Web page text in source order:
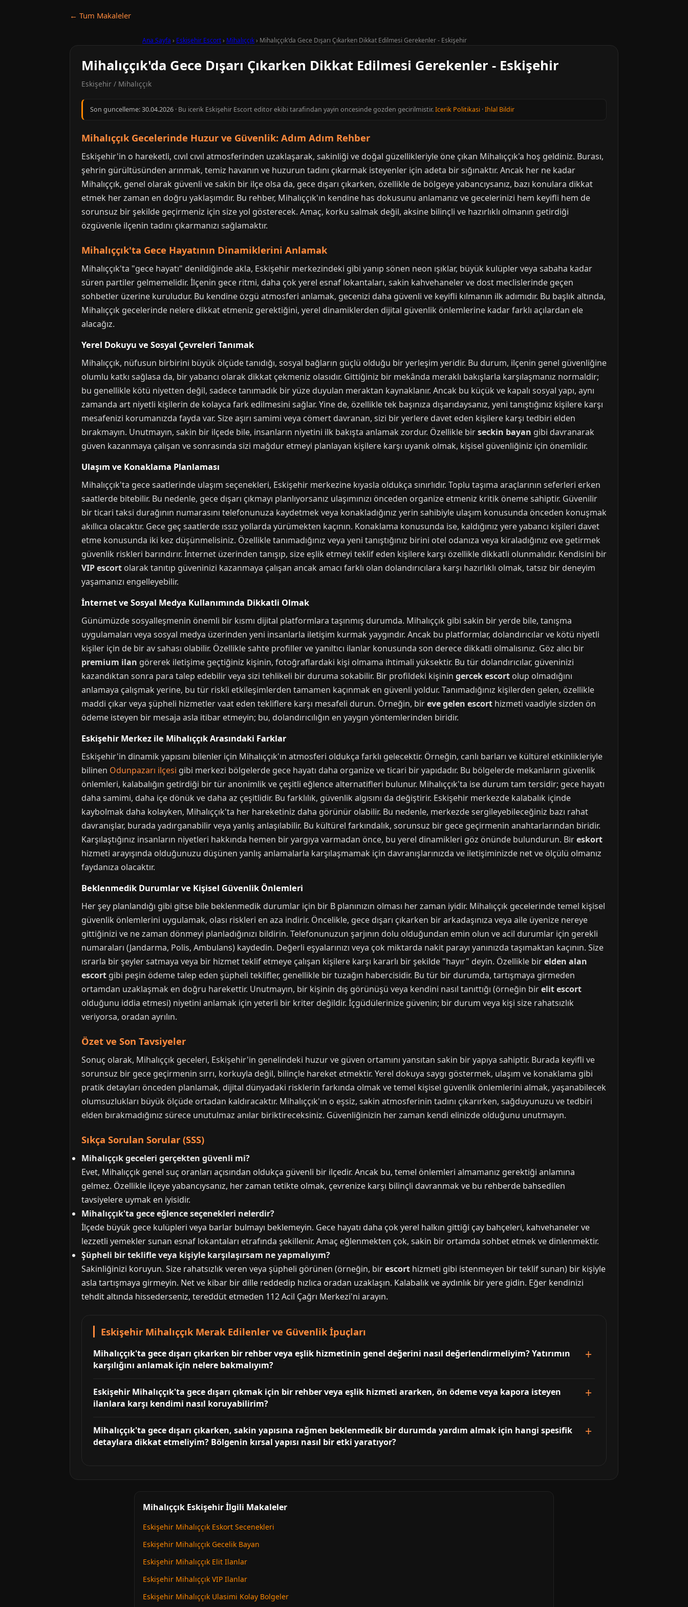
← Tum Makaleler
Ana Sayfa › Eskişehir Escort› Mihalıççık› Mihalıççık'da Gece Dışarı Çıkarken Dikkat Edilmesi Gerekenler - Eskişehir
Mihalıççık'da Gece Dışarı Çıkarken Dikkat Edilmesi Gerekenler - Eskişehir
Eskişehir / Mihalıççık
Son guncelleme:30.04.2026 · Bu icerik Eskişehir Escort editor ekibi tarafindan yayin oncesinde gozden gecirilmistir.Icerik Politikasi ·Ihlal Bildir
Mihalıççık Gecelerinde Huzur ve Güvenlik: Adım Adım Rehber
Eskişehir'in o hareketli, cıvıl cıvıl atmosferinden uzaklaşarak, sakinliği ve doğal güzellikleriyle öne çıkan Mihalıççık'a hoş geldiniz. Burası,
şehrin gürültüsünden arınmak, temiz havanın ve huzurun tadını çıkarmak isteyenler için adeta bir sığınaktır. Ancak her ne kadar
Mihalıççık, genel olarak güvenli ve sakin bir ilçe olsa da, gece dışarı çıkarken, özellikle de bölgeye yabancıysanız, bazı konulara dikkat
etmek her zaman en doğru yaklaşımdır. Bu rehber, Mihalıççık'ın kendine has dokusunu anlamanız ve gecelerinizi hem keyifli hem de
sorunsuz bir şekilde geçirmeniz için size yol gösterecek. Amaç, korku salmak değil, aksine bilinçli ve hazırlıklı olmanın getirdiği
özgüvenle ilçenin tadını çıkarmanızı sağlamaktır.
Mihalıççık'ta Gece Hayatının Dinamiklerini Anlamak
Mihalıççık'ta "gece hayatı" denildiğinde akla, Eskişehir merkezindeki gibi yanıp sönen neon ışıklar, büyük kulüpler veya sabaha kadar
süren partiler gelmemelidir. İlçenin gece ritmi, daha çok yerel esnaf lokantaları, sakin kahvehaneler ve dost meclislerinde geçen
sohbetler üzerine kuruludur. Bu kendine özgü atmosferi anlamak, gecenizi daha güvenli ve keyifli kılmanın ilk adımıdır. Bu başlık altında,
Mihalıççık gecelerinde nelere dikkat etmeniz gerektiğini, yerel dinamiklerden dijital güvenlik önlemlerine kadar farklı açılardan ele
alacağız.
Yerel Dokuyu ve Sosyal Çevreleri Tanımak
Mihalıççık, nüfusun birbirini büyük ölçüde tanıdığı, sosyal bağların güçlü olduğu bir yerleşim yeridir. Bu durum, ilçenin genel güvenliğine
olumlu katkı sağlasa da, bir yabancı olarak dikkat çekmeniz olasıdır. Gittiğiniz bir mekânda meraklı bakışlarla karşılaşmanız normaldir;
bu genellikle kötü niyetten değil, sadece tanımadık bir yüze duyulan meraktan kaynaklanır. Ancak bu küçük ve kapalı sosyal yapı, aynı
zamanda art niyetli kişilerin de kolayca fark edilmesini sağlar. Yine de, özellikle tek başınıza dışarıdaysanız, yeni tanıştığınız kişilere karşı
mesafenizi korumanızda fayda var. Size aşırı samimi veya cömert davranan, sizi bir yerlere davet eden kişilere karşı tedbiri elden
bırakmayın. Unutmayın, sakin bir ilçede bile, insanların niyetini ilk bakışta anlamak zordur. Özellikle birseckin bayan gibi davranarak
güven kazanmaya çalışan ve sonrasında sizi mağdur etmeyi planlayan kişilere karşı uyanık olmak, kişisel güvenliğiniz için önemlidir.
Ulaşım ve Konaklama Planlaması
Mihalıççık'ta gece saatlerinde ulaşım seçenekleri, Eskişehir merkezine kıyasla oldukça sınırlıdır. Toplu taşıma araçlarının seferleri erken
saatlerde bitebilir. Bu nedenle, gece dışarı çıkmayı planlıyorsanız ulaşımınızı önceden organize etmeniz kritik öneme sahiptir. Güvenilir
bir ticari taksi durağının numarasını telefonunuza kaydetmek veya konakladığınız yerin sahibiyle ulaşım konusunda önceden konuşmak
akıllıca olacaktır. Gece geç saatlerde ıssız yollarda yürümekten kaçının. Konaklama konusunda ise, kaldığınız yere yabancı kişileri davet
etme konusunda iki kez düşünmelisiniz. Özellikle tanımadığınız veya yeni tanıştığınız birini otel odanıza veya kiraladığınız eve getirmek
güvenlik riskleri barındırır. İnternet üzerinden tanışıp, size eşlik etmeyi teklif eden kişilere karşı özellikle dikkatli olunmalıdır. Kendisini bir
VIP escort olarak tanıtıp güveninizi kazanmaya çalışan ancak amacı farklı olan dolandırıcılara karşı hazırlıklı olmak, tatsız bir deneyim
yaşamanızı engelleyebilir.
İnternet ve Sosyal Medya Kullanımında Dikkatli Olmak
Günümüzde sosyalleşmenin önemli bir kısmı dijital platformlara taşınmış durumda. Mihalıççık gibi sakin bir yerde bile, tanışma
uygulamaları veya sosyal medya üzerinden yeni insanlarla iletişim kurmak yaygındır. Ancak bu platformlar, dolandırıcılar ve kötü niyetli
kişiler için de bir av sahası olabilir. Özellikle sahte profiller ve yanıltıcı ilanlar konusunda son derece dikkatli olmalısınız. Göz alıcı bir
premium ilan görerek iletişime geçtiğiniz kişinin, fotoğraflardaki kişi olmama ihtimali yüksektir. Bu tür dolandırıcılar, güveninizi
kazandıktan sonra para talep edebilir veya sizi tehlikeli bir duruma sokabilir. Bir profildeki kişinin gercek escort olup olmadığını
anlamaya çalışmak yerine, bu tür riskli etkileşimlerden tamamen kaçınmak en güvenli yoldur. Tanımadığınız kişilerden gelen, özellikle
maddi çıkar veya şüpheli hizmetler vaat eden tekliflere karşı mesafeli durun. Örneğin, bireve gelen escort hizmeti vaadiyle sizden ön
ödeme isteyen bir mesaja asla itibar etmeyin; bu, dolandırıcılığın en yaygın yöntemlerinden biridir.
Eskişehir Merkez ile Mihalıççık Arasındaki Farklar
Eskişehir'in dinamik yapısını bilenler için Mihalıççık'ın atmosferi oldukça farklı gelecektir. Örneğin, canlı barları ve kültürel etkinlikleriyle
bilinen Odunpazarı ilçesi gibi merkezi bölgelerde gece hayatı daha organize ve ticari bir yapıdadır. Bu bölgelerde mekanların güvenlik
önlemleri, kalabalığın getirdiği bir tür anonimlik ve çeşitli eğlence alternatifleri bulunur. Mihalıççık'ta ise durum tam tersidir; gece hayatı
daha samimi, daha içe dönük ve daha az çeşitlidir. Bu farklılık, güvenlik algısını da değiştirir. Eskişehir merkezde kalabalık içinde
kaybolmak daha kolayken, Mihalıççık'ta her hareketiniz daha görünür olabilir. Bu nedenle, merkezde sergileyebileceğiniz bazı rahat
davranışlar, burada yadırganabilir veya yanlış anlaşılabilir. Bu kültürel farkındalık, sorunsuz bir gece geçirmenin anahtarlarından biridir.
Karşılaştığınız insanların niyetleri hakkında hemen bir yargıya varmadan önce, bu yerel dinamikleri göz önünde bulundurun. Bireskort
hizmeti arayışında olduğunuzu düşünen yanlış anlamalarla karşılaşmamak için davranışlarınızda ve iletişiminizde net ve ölçülü olmanız
faydanıza olacaktır.
Beklenmedik Durumlar ve Kişisel Güvenlik Önlemleri
Her şey planlandığı gibi gitse bile beklenmedik durumlar için bir B planınızın olması her zaman iyidir. Mihalıççık gecelerinde temel kişisel
güvenlik önlemlerini uygulamak, olası riskleri en aza indirir. Öncelikle, gece dışarı çıkarken bir arkadaşınıza veya aile üyenize nereye
gittiğinizi ve ne zaman dönmeyi planladığınızı bildirin. Telefonunuzun şarjının dolu olduğundan emin olun ve acil durumlar için gerekli
numaraları (Jandarma, Polis, Ambulans) kaydedin. Değerli eşyalarınızı veya çok miktarda nakit parayı yanınızda taşımaktan kaçının. Size
ısrarla bir şeyler satmaya veya bir hizmet teklif etmeye çalışan kişilere karşı kararlı bir şekilde "hayır" deyin. Özellikle birelden alan
escort gibi peşin ödeme talep eden şüpheli teklifler, genellikle bir tuzağın habercisidir. Bu tür bir durumda, tartışmaya girmeden
ortamdan uzaklaşmak en doğru harekettir. Unutmayın, bir kişinin dış görünüşü veya kendini nasıl tanıttığı (örneğin birelit escort
olduğunu iddia etmesi) niyetini anlamak için yeterli bir kriter değildir. İçgüdülerinize güvenin; bir durum veya kişi size rahatsızlık
veriyorsa, oradan ayrılın.
Özet ve Son Tavsiyeler
Sonuç olarak, Mihalıççık geceleri, Eskişehir'in genelindeki huzur ve güven ortamını yansıtan sakin bir yapıya sahiptir. Burada keyifli ve
sorunsuz bir gece geçirmenin sırrı, korkuyla değil, bilinçle hareket etmektir. Yerel dokuya saygı göstermek, ulaşım ve konaklama gibi
pratik detayları önceden planlamak, dijital dünyadaki risklerin farkında olmak ve temel kişisel güvenlik önlemlerini almak, yaşanabilecek
olumsuzlukları büyük ölçüde ortadan kaldıracaktır. Mihalıççık'ın o eşsiz, sakin atmosferinin tadını çıkarırken, sağduyunuzu ve tedbiri
elden bırakmadığınız sürece unutulmaz anılar biriktireceksiniz. Güvenliğinizin her zaman kendi elinizde olduğunu unutmayın.
Sıkça Sorulan Sorular (SSS)
Mihalıççık geceleri gerçekten güvenli mi?
Evet, Mihalıççık genel suç oranları açısından oldukça güvenli bir ilçedir. Ancak bu, temel önlemleri almamanız gerektiği anlamına
gelmez. Özellikle ilçeye yabancıysanız, her zaman tetikte olmak, çevrenize karşı bilinçli davranmak ve bu rehberde bahsedilen
tavsiyelere uymak en iyisidir.
Mihalıççık'ta gece eğlence seçenekleri nelerdir?
İlçede büyük gece kulüpleri veya barlar bulmayı beklemeyin. Gece hayatı daha çok yerel halkın gittiği çay bahçeleri, kahvehaneler ve
lezzetli yemekler sunan esnaf lokantaları etrafında şekillenir. Amaç eğlenmekten çok, sakin bir ortamda sohbet etmek ve dinlenmektir.
Şüpheli bir teklifle veya kişiyle karşılaşırsam ne yapmalıyım?
Sakinliğinizi koruyun. Size rahatsızlık veren veya şüpheli görünen (örneğin, birescort hizmeti gibi istenmeyen bir teklif sunan) bir kişiyle
asla tartışmaya girmeyin. Net ve kibar bir dille reddedip hızlıca oradan uzaklaşın. Kalabalık ve aydınlık bir yere gidin. Eğer kendinizi
tehdit altında hissederseniz, tereddüt etmeden 112 Acil Çağrı Merkezi'ni arayın.
Eskişehir Mihalıççık Merak Edilenler ve Güvenlik İpuçları
Mihalıççık'ta gece dışarı çıkarken bir rehber veya eşlik hizmetinin genel değerini nasıl değerlendirmeliyim? Yatırımın
karşılığını anlamak için nelere bakmalıyım?
Eskişehir Mihalıççık'ta gece dışarı çıkmak için bir rehber veya eşlik hizmeti ararken, ön ödeme veya kapora isteyen
ilanlara karşı kendimi nasıl koruyabilirim?
Mihalıççık'ta gece dışarı çıkarken, sakin yapısına rağmen beklenmedik bir durumda yardım almak için hangi spesifik
detaylara dikkat etmeliyim? Bölgenin kırsal yapısı nasıl bir etki yaratıyor?
Mihalıççık Eskişehir İlgili Makaleler
Eskişehir Mihalıççık Eskort Secenekleri
Eskişehir Mihalıççık Gecelik Bayan
Eskişehir Mihalıççık Elit Ilanlar
Eskişehir Mihalıççık VIP Ilanlar
Eskişehir Mihalıççık Ulasimi Kolay Bolgeler